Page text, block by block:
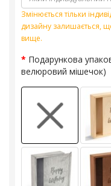
Змінюється тільки
дизайну залишається,
вище.
Подарункова
велюровий мішечок)